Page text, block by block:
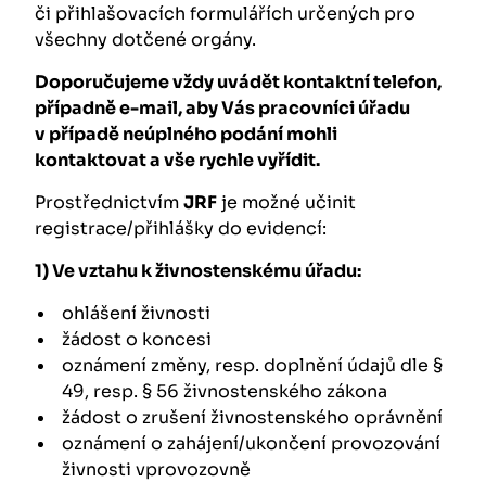
či přihlašovacích formulářích určených pro
všechny dotčené orgány.
Doporučujeme vždy uvádět kontaktní telefon,
případně e-mail, aby Vás pracovníci úřadu
v případě neúplného podání mohli
kontaktovat a vše rychle vyřídit.
ProstřednictvímJRFje možné učinit
registrace/přihlášky do evidencí:
1)Ve vztahu k živnostenskému úřadu:
ohlášení živnosti
žádost o koncesi
oznámení změny, resp. doplnění údajů dle §
49, resp. § 56 živnostenského zákona
žádost o zrušení živnostenského oprávnění
oznámení o zahájení/ukončení provozování
živnosti vprovozovně